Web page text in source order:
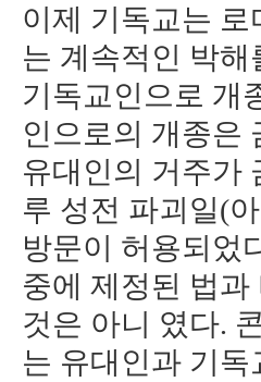
이제 기독교는
는 계속적인 박
기독교인으로 개
인으로의 개종은
유대인의 거주가
루 성전 파괴일(
방문이 허용되었
중에 제정된 법
것은 아니 였다.
는 유대인과 기